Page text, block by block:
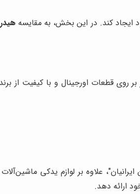
ایجاد کند. در این بخش، به مقایسه
بر روی قطعات اورجینال و با کیفیت از
علاوه بر لوازم یدکی ماشین‌آلات
ارائه دهد.